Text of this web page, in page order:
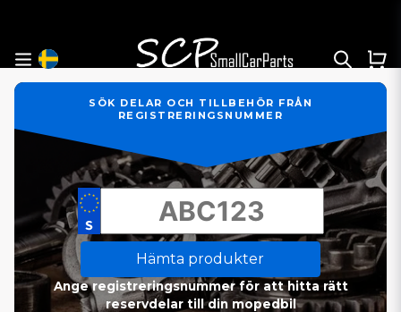
SÖK DELAR OCH TILLBEHÖR FRÅN
REGISTRERINGSNUMMER
Hämta produkter
Ange registreringsnummer för att hitta rätt
reservdelar till din mopedbil